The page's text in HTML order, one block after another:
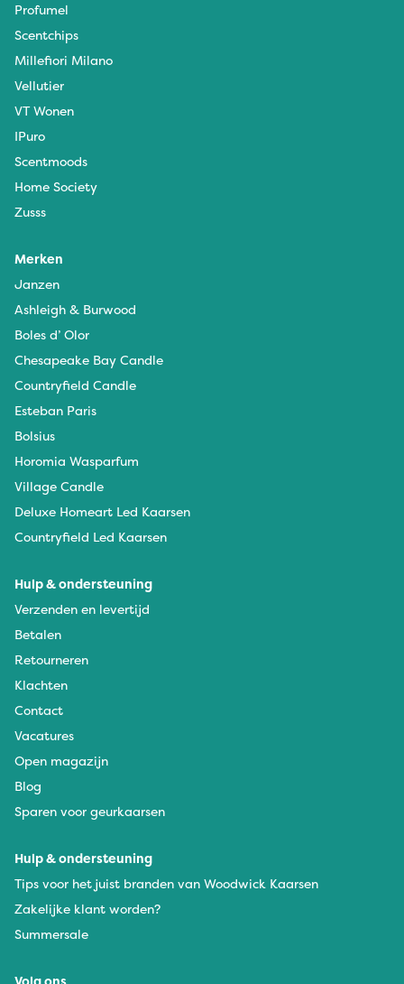
Profumel
Scentchips
Millefiori Milano
Vellutier
VT Wonen
IPuro
Scentmoods
Home Society
Zusss
Merken
Janzen
Ashleigh & Burwood
Boles d’ Olor
Chesapeake Bay Candle
Countryfield Candle
Esteban Paris
Bolsius
Horomia Wasparfum
Village Candle
Deluxe Homeart Led Kaarsen
Countryfield Led Kaarsen
Hulp & ondersteuning
Verzenden en levertijd
Betalen
Retourneren
Klachten
Contact
Vacatures
Open magazijn
Blog
Sparen voor geurkaarsen
Hulp & ondersteuning
Tips voor het juist branden van Woodwick Kaarsen
Zakelijke klant worden?
Summersale